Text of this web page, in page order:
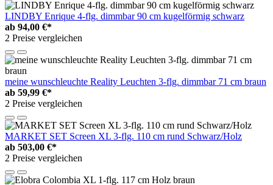
LINDBY Enrique 4-flg. dimmbar 90 cm kugelförmig schwarz
ab 94,00 €*
2 Preise vergleichen
meine wunschleuchte Reality Leuchten 3-flg. dimmbar 71 cm braun
ab 59,99 €*
2 Preise vergleichen
MARKET SET Screen XL 3-flg. 110 cm rund Schwarz/Holz
ab 503,00 €*
2 Preise vergleichen